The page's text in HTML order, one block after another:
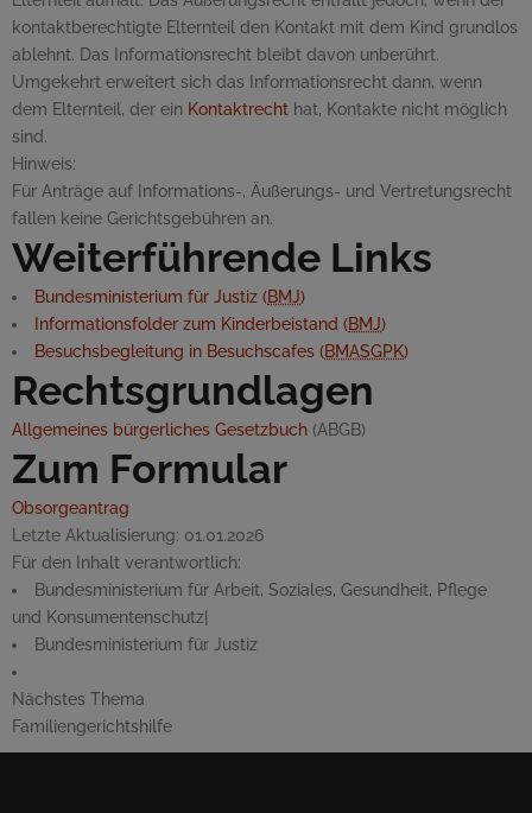
kontaktberechtigte Elternteil den Kontakt mit dem Kind grundlos
ablehnt. Das Informationsrecht bleibt davon unberührt.
Umgekehrt erweitert sich das Informationsrecht dann, wenn
dem Elternteil, der ein Kontaktrecht hat, Kontakte nicht möglich
sind.
Hinweis:
Für Anträge auf Informations-, Äußerungs- und Vertretungsrecht
fallen keine Gerichtsgebühren an.
Weiterführende Links
Bundesministerium für Justiz (BMJ)
Informationsfolder zum Kinderbeistand (BMJ)
Besuchsbegleitung in Besuchscafes (BMASGPK)
Rechtsgrundlagen
Allgemeines bürgerliches Gesetzbuch (ABGB)
Zum Formular
Obsorgeantrag
Letzte Aktualisierung: 01.01.2026
Für den Inhalt verantwortlich:
Bundesministerium für Arbeit, Soziales, Gesundheit, Pflege
und Konsumentenschutz
Bundesministerium für Justiz
Nächstes Thema
Familiengerichtshilfe